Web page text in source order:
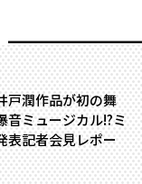
戸潤作品が初の舞
ミュージカル!?――ミ
表記者会見レポー